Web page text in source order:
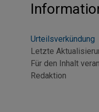
Urteilsverkündung
Letzte
Für den Inhalt
Redaktion